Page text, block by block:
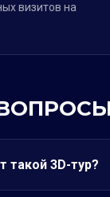
визитов на
такой 3D-тур?